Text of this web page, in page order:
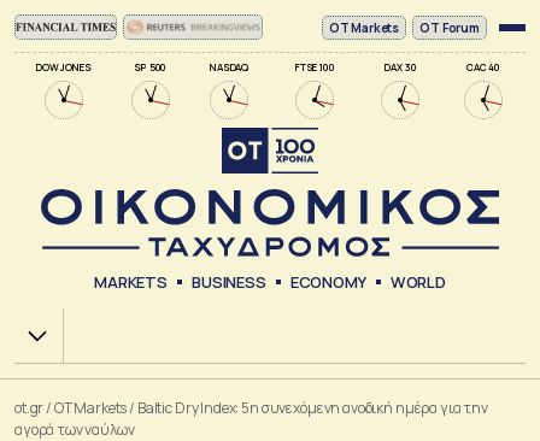
DOW JONES SP 500 NASDAQ FTSE 100 DAX 30 CAC 40
ΟΤ Markets OT Forum
MARKETS BUSINESS ECONOMY WORLD
Χ.Α.
ot.gr/OT Markets/ Baltic Dry Index: 5η συνεχόμενη ανοδική ημέρα για την
αγορά των ναύλων